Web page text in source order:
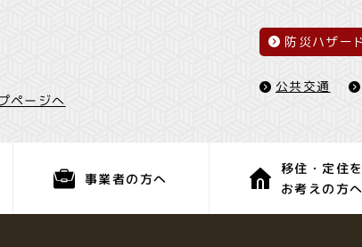
ページへ
防災ハザー
公共交通
事業者の方へ
移住・定住を
お考えの方へ